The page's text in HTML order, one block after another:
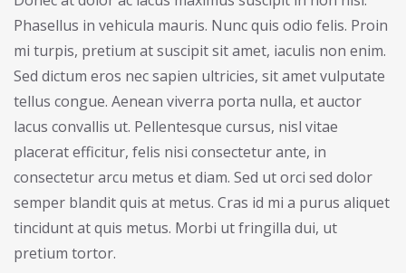
Phasellus in vehicula mauris. Nunc quis odio felis. Proin
mi turpis, pretium at suscipit sit amet, iaculis non enim.
Sed dictum eros nec sapien ultricies, sit amet vulputate
tellus congue. Aenean viverra porta nulla, et auctor
lacus convallis ut. Pellentesque cursus, nisl vitae
placerat efficitur, felis nisi consectetur ante, in
consectetur arcu metus et diam. Sed ut orci sed dolor
semper blandit quis at metus. Cras id mi a purus aliquet
tincidunt at quis metus. Morbi ut fringilla dui, ut
pretium tortor.